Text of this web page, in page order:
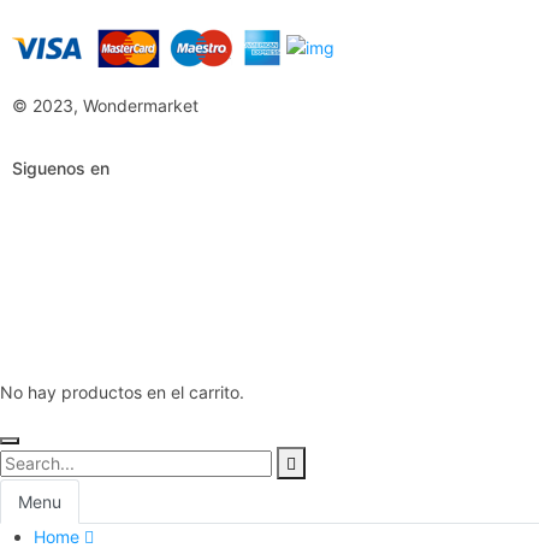
© 2023, Wondermarket
Siguenos en
No hay productos en el carrito.
Menu
Home